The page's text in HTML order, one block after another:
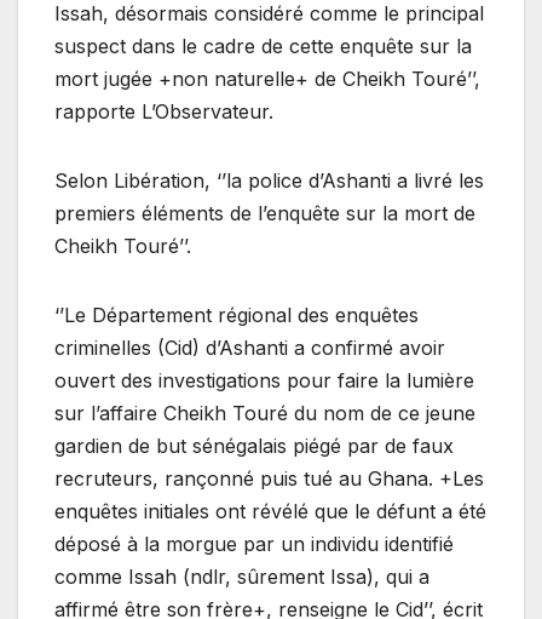
Issah, désormais considéré comme le principal
suspect dans le cadre de cette enquête sur la
mort jugée +non naturelle+ de Cheikh Touré’’,
rapporte L’Observateur.
Selon Libération, ‘’la police d’Ashanti a livré les
premiers éléments de l’en­quête sur la mort de
Cheikh Touré’’.
‘’Le Département régional des enquêtes
criminelles (Cid) d’Ashanti a confirmé avoir
ouvert des investigations pour faire la lumière
sur l’affaire Cheikh Touré du nom de ce jeune
gardien de but sénégalais piégé par de faux
recruteurs, rançonné puis tué au Ghana. +Les
enquêtes initiales ont révélé que le défunt a été
déposé à la morgue par un individu identifié
comme Issah (ndlr, sû­rement Issa), qui a
affirmé être son frère+, renseigne le Cid’’, écrit